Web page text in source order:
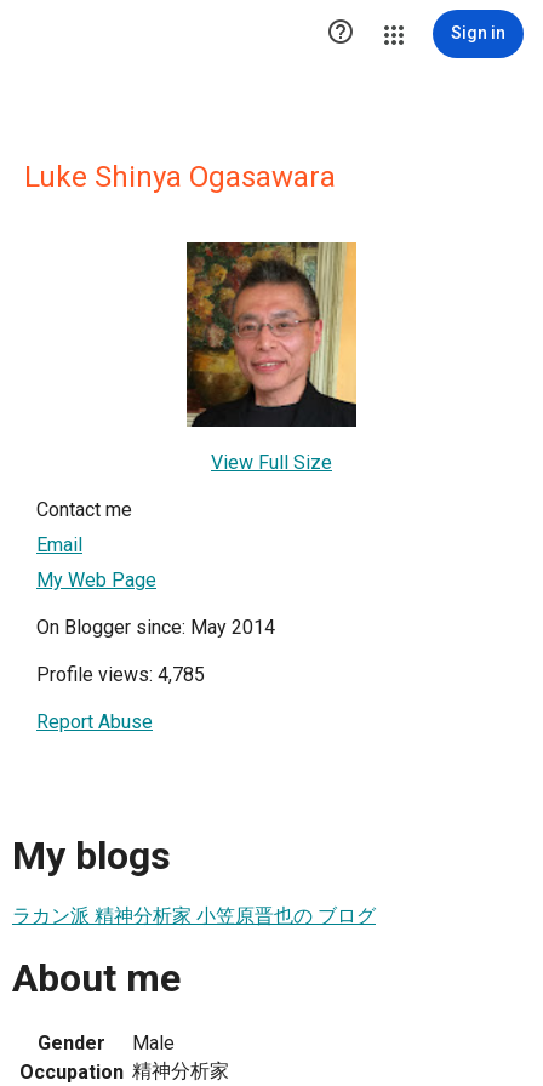
 Sign in
Luke Shinya Ogasawara
View Full Size
Contact me
Email
My Web Page
On Blogger since: May 2014
Profile views: 4,785
Report Abuse
My blogs
ラカン派 精神分析家 小笠原晋也の ブログ
About me
Gender
Male
Occupation 精神分析家